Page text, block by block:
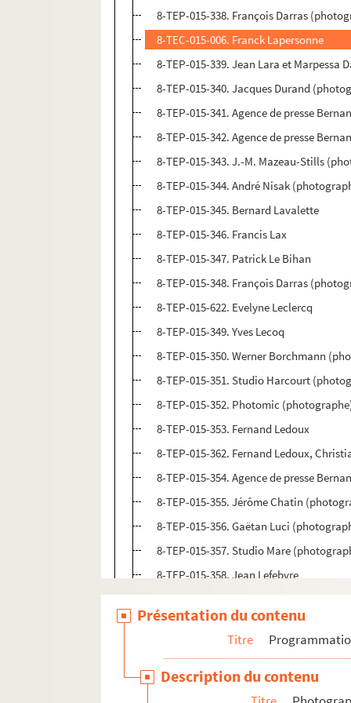
8-TEP-015-338. François Darras
8-TEC-015-006. Franck Lapersonne
8-TEP-015-339. Jean Lara et Marpessa
8-TEP-015-340. Jacques Durand
8-TEP-015-341. Agence de presse
8-TEP-015-342. Agence de presse
8-TEP-015-343. J.-M. Mazeau-Stills
8-TEP-015-344. André Nisak
8-TEP-015-345. Bernard Lavalette
8-TEP-015-346. Francis Lax
8-TEP-015-347. Patrick Le Bihan
8-TEP-015-348. François Darras
8-TEP-015-622. Evelyne Leclercq
8-TEP-015-349. Yves Lecoq
8-TEP-015-350. Werner Borchmann
8-TEP-015-351. Studio Harcourt
8-TEP-015-352. Photomic
8-TEP-015-353. Fernand Ledoux
8-TEP-015-362. Fernand Ledoux,
8-TEP-015-354. Agence de presse
8-TEP-015-355. Jérôme Chatin
8-TEP-015-356. Gaëtan Luci
8-TEP-015-357. Studio Mare
8-TEP-015-358. Jean Lefebvre
8-TEP-015-359. Jean-Paul Le Louarn
8-TEP-015-360. Gilles Verneret
8-TEP-015-361. Philippe Lemaire
8-TEP-015-363. Lemarchand
8-TEP-015-364. Lucky Lem
Présentation du contenu
Titre
Description du contenu